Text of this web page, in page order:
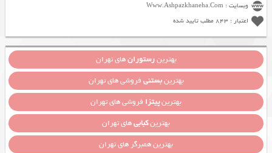
وبسایت : Www.Ashpazkhaneha.Com
اعتبار : 843 مطلب تایید شده
بهترینرستورانهای تهران
بهترینبستنی فروشی های تهران
بهترینپیتزا فروشی های تهران
بهترینکبابیهای تهران
بهترین همبرگر های تهران